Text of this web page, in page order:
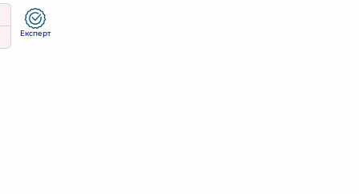
Експерт